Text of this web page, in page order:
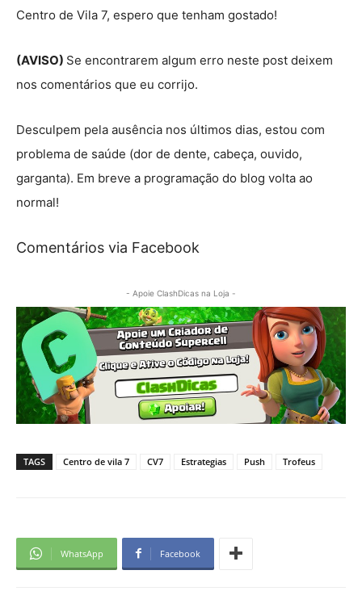
Centro de Vila 7, espero que tenham gostado!
(AVISO) Se encontrarem algum erro neste post deixem
nos comentários que eu corrijo.
Desculpem pela ausência nos últimos dias, estou com
problema de saúde (dor de dente, cabeça, ouvido,
garganta). Em breve a programação do blog volta ao
normal!
Comentários via Facebook
- Apoie ClashDicas na Loja -
TAGS Centro de vila 7 CV7 Estrategias Push Trofeus
WhatsApp Facebook